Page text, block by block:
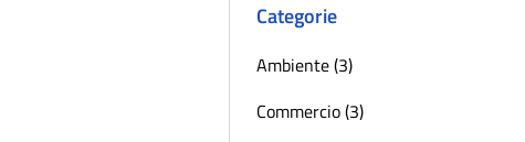
Categorie
Ambiente (3)
Commercio (3)